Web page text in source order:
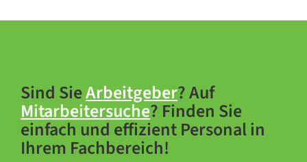
Sind SieArbeitgeber? Auf
Mitarbeitersuche? Finden Sie
einfach und effizient Personal in
Ihrem Fachbereich!